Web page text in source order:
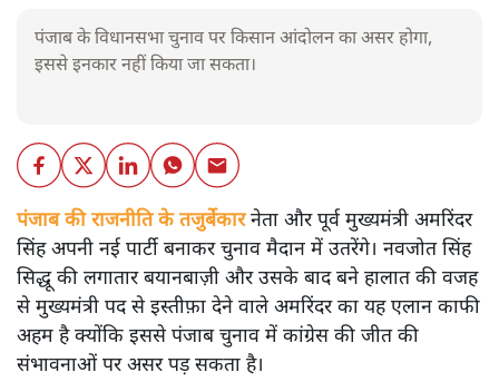
पंजाब के विधानसभा चुनाव पर किसान आंदोलन का असर होगा,
इससे इनकार नहीं किया जा सकता।
पंजाब की राजनीति के तजुर्बेकारनेता और पूर्व मुख्यमंत्री अमरिंदर
सिंह अपनी नई पार्टी बनाकर चुनाव मैदान में उतरेंगे। नवजोत सिंह
सिद्धू की लगातार बयानबाज़ी और उसके बाद बने हालात की वजह
से मुख्यमंत्री पद से इस्तीफ़ा देने वाले अमरिंदर का यह एलान काफी
अहम है क्योंकि इससे पंजाब चुनाव में कांग्रेस की जीत की
संभावनाओं पर असर पड़ सकता है।